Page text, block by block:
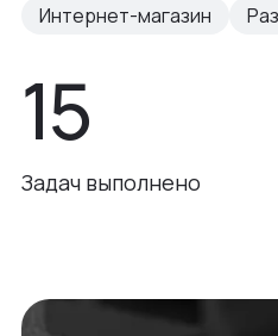
Интернет-магазин
15
Задач выполнено